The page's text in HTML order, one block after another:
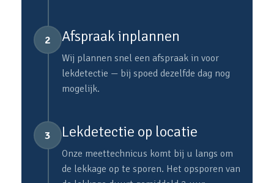
2 Afspraak inplannen
Wij plannen snel een afspraak in voor
lekdetectie — bij spoed dezelfde dag nog
mogelijk.
3 Lekdetectie op locatie
Onze meettechnicus komt bij u langs om
de lekkage op te sporen. Het opsporen van